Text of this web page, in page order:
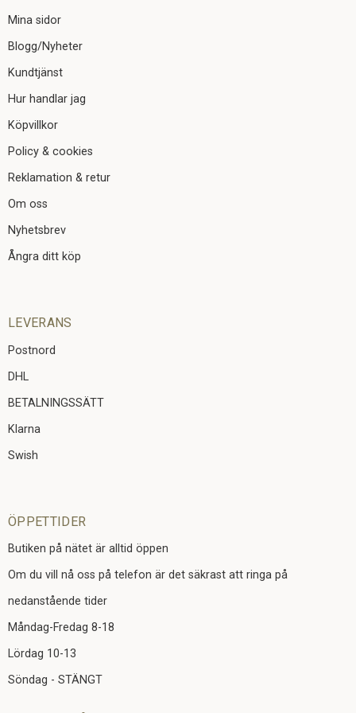
Mina sidor
Blogg/Nyheter
Kundtjänst
Hur handlar jag
Köpvillkor
Policy & cookies
Reklamation & retur
Om oss
Nyhetsbrev
Ångra ditt köp
LEVERANS
Postnord
DHL
BETALNINGSSÄTT
Klarna
Swish
ÖPPETTIDER
Butiken på nätet är alltid öppen
Om du vill nå oss på telefon är det säkrast att ringa på
nedanstående tider
Måndag-Fredag 8-18
Lördag 10-13
Söndag - STÄNGT